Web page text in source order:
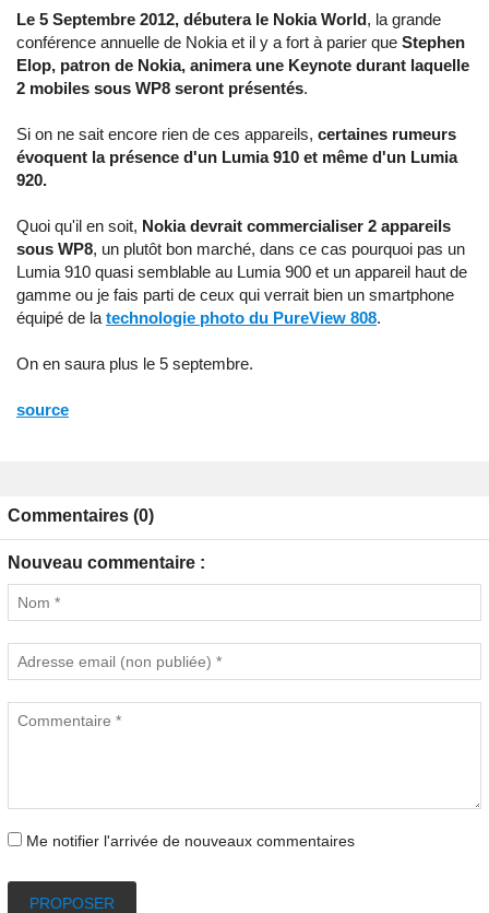
Le 5 Septembre 2012, débutera le Nokia World, la grande
conférence annuelle de Nokia et il y a fort à parier que Stephen
Elop, patron de Nokia, animera une Keynote durant laquelle
2 mobiles sous WP8 seront présentés.
Si on ne sait encore rien de ces appareils, certaines rumeurs
évoquent la présence d'un Lumia 910 et même d'un Lumia
920.
Quoi qu'il en soit, Nokia devrait commercialiser 2 appareils
sous WP8, un plutôt bon marché, dans ce cas pourquoi pas un
Lumia 910 quasi semblable au Lumia 900 et un appareil haut de
gamme ou je fais parti de ceux qui verrait bien un smartphone
équipé de la technologie photo du PureView 808.
On en saura plus le 5 septembre.
source
Commentaires (0)
Nouveau commentaire :
Me notifier l'arrivée de nouveaux commentaires
PROPOSER